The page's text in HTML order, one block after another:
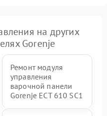
на других
Gorenje
Ремонт модуля
управления
варочной панели
Gorenje ECT 610 SC1